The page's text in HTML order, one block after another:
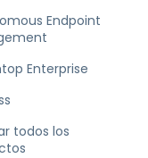
Endpoint
Enterprise
todos los